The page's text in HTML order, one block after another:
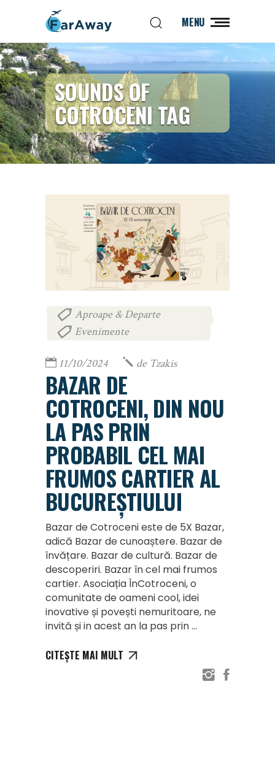
MENU
SOUNDS OF
COTROCENI TAG
Aproape & Departe
Evenimente
11/10/2024 de Tzakis
BAZAR DE
COTROCENI, DIN NOU
LA PAS PRIN
PROBABIL CEL MAI
FRUMOS CARTIER AL
BUCUREȘTIULUI
Bazar de Cotroceni este de 5X Bazar,
adică Bazar de cunoaștere. Bazar de
învățare. Bazar de cultură. Bazar de
descoperiri. Bazar în cel mai frumos
cartier. Asociația ÎnCotroceni, o
comunitate de oameni cool, idei
inovative și povești nemuritoare, ne
invită și in acest an la pas prin
CITEȘTE MAI MULT